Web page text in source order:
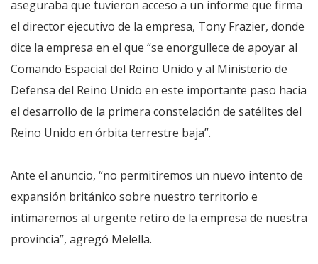
aseguraba que tuvieron acceso a un informe que firma
el director ejecutivo de la empresa, Tony Frazier, donde
dice la empresa en el que “se enorgullece de apoyar al
Comando Espacial del Reino Unido y al Ministerio de
Defensa del Reino Unido en este importante paso hacia
el desarrollo de la primera constelación de satélites del
Reino Unido en órbita terrestre baja”.
Ante el anuncio, “no permitiremos un nuevo intento de
expansión británico sobre nuestro territorio e
intimaremos al urgente retiro de la empresa de nuestra
provincia”, agregó Melella.